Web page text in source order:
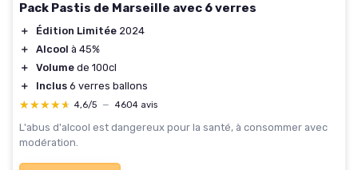
Pack Pastis de Marseille avec 6 verres
＋ Édition Limitée 2024
＋
Alcool à 45%
＋
Volume de 100cl
＋
Inclus 6 verres ballons
★★★★★
★★★★★ 4,6/5 — 4604 avis
L'abus d'alcool est dangereux pour la santé, à consommer avec
modération.